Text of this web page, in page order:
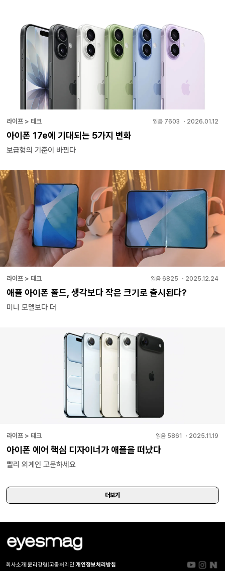
라이프 > 테크 읽음 7603 ・ 2026.01.12
아이폰 17e에 기대되는 5가지 변화
보급형의 기준이 바뀐다
라이프 > 테크 읽음 6825 ・ 2025.12.24
애플 아이폰 폴드, 생각보다 작은 크기로 출시된다?
미니 모델보다 더
라이프 > 테크 읽음 5861 ・ 2025.11.19
아이폰 에어 핵심 디자이너가 애플을 떠났다
빨리 외계인 고문하세요
더보기
회사소개 윤리강령 고충처리인 개인정보처리방침